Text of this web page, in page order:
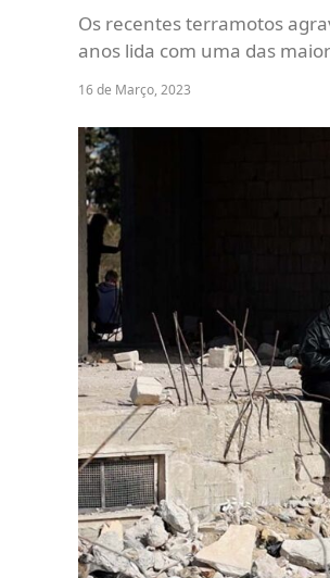
Os recentes terramotos
anos lida com uma das
16 de Março, 2023